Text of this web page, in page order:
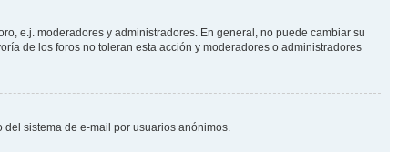
e.j. moderadores y administradores. En general, no puede cambiar su
de los foros no toleran esta acción y moderadores o administradores
sistema de e-mail por usuarios anónimos.